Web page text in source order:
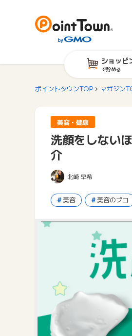
ショッピ
で貯める
ポイントタウンTOP マガジン
美容・健康
洗顔をしない
介
北崎 早希
美容 美容のプロ